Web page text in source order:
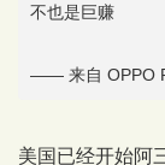
不也是巨赚
—— 来自 OPPO
美国已经开始阿